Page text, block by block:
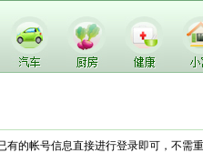
有的帐号信息直接进行登录即可，不需